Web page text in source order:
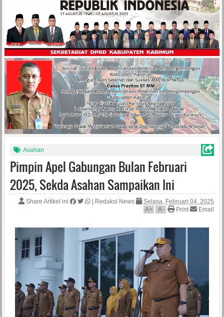
Asahan
Pimpin Apel Gabungan Bulan Februari
2025, Sekda Asahan Sampaikan Ini
Share Artikel ini Redaksi News
Selasa, Februari 04, 2025
A+ A- Print Email